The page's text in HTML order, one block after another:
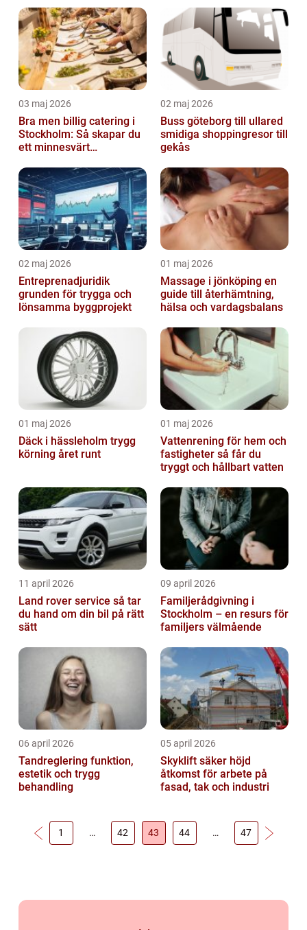
03 maj 2026
Bra men billig catering i
Stockholm: Så skapar du
ett minnesvärt
02 maj 2026
Buss göteborg till ullared
smidiga shoppingresor till
gekås
02 maj 2026
Entreprenadjuridik
grunden för trygga och
lönsamma byggprojekt
01 maj 2026
Massage i jönköping en
guide till återhämtning,
hälsa och vardagsbalans
01 maj 2026
Däck i hässleholm trygg
körning året runt
01 maj 2026
Vattenrening för hem och
fastigheter så får du
tryggt och hållbart vatten
11 april 2026
Land rover service så tar
du hand om din bil på rätt
sätt
09 april 2026
Familjerådgivning i
Stockholm – en resurs för
familjers välmående
06 april 2026
Tandreglering funktion,
estetik och trygg
behandling
05 april 2026
Skyklift säker höjd
åtkomst för arbete på
fasad, tak och industri
1 … 42 43 44 … 47